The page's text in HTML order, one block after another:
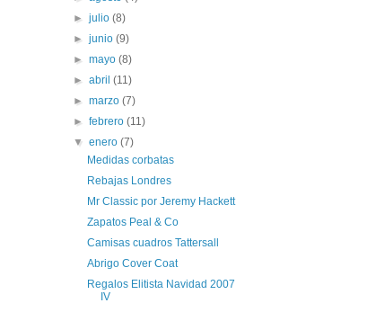
►julio(8)
►junio(9)
►mayo(8)
►abril(11)
►marzo(7)
►febrero(11)
▼enero(7)
Medidas corbatas
Rebajas Londres
Mr Classic por Jeremy Hackett
Zapatos Peal & Co
Camisas cuadros Tattersall
Abrigo Cover Coat
Regalos Elitista Navidad 2007
IV